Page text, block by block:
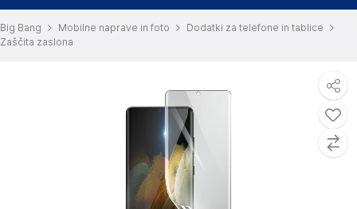
Big Bang Mobilne naprave in foto
Dodatki za telefone in tablice
Zaščita zaslona